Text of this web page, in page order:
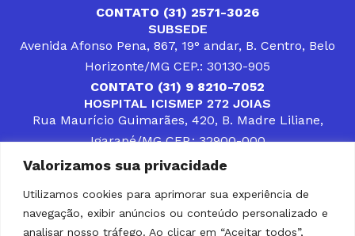
Valorizamos sua privacidade
Utilizamos cookies para aprimorar sua experiência de
navegação, exibir anúncios ou conteúdo personalizado e
analisar nosso tráfego. Ao clicar em “Aceitar todos”,
CONTATO (31) 2571-3026
SUBSEDE
Avenida Afonso Pena, 867, 19° andar, B. Centro, Belo
Horizonte/MG CEP.: 30130-905
CONTATO (31) 9 8210-7052
HOSPITAL ICISMEP 272 JOIAS
Rua Maurício Guimarães, 420, B. Madre Liliane,
Igarapé/MG CEP.: 32900-000
CONTATOS (31) 3512-4400 ou (31) 9 8309-8660
DESENVOLVER SOLUÇÕES, AÇÕES E SERVIÇOS
PÚBLICOS QUE COMPLEMENTEM A ASSISTÊNCIA À
POPULAÇÃO DA REGIÃO EM QUE ATUA, SENDO
PARCEIRO DOS MUNICÍPIOS CONSORCIADOS NA
SOLUÇÃO DE DIFICULDADES ENFRENTADAS POR